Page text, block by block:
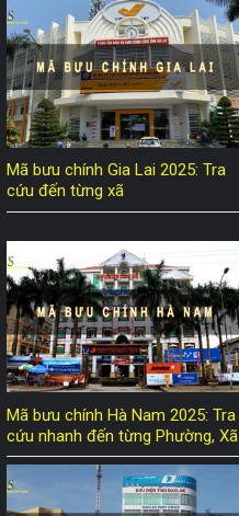
Mã bưu chính Gia Lai 2025: Tra
cứu đến từng xã
Mã bưu chính Hà Nam 2025: Tra
cứu nhanh đến từng Phường, Xã